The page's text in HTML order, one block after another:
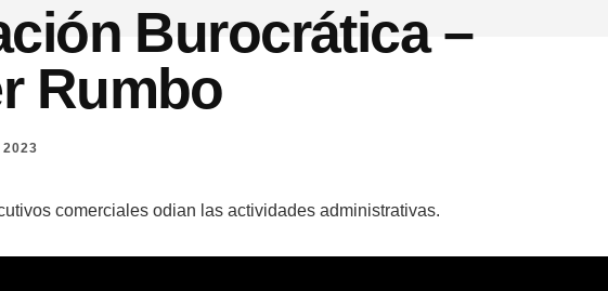
Burocrática –
Rumbo
2023
comerciales odian las actividades administrativas.